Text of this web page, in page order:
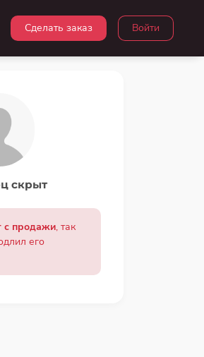
Войти
Сделать заказ
скрыт
с продажи, так
его